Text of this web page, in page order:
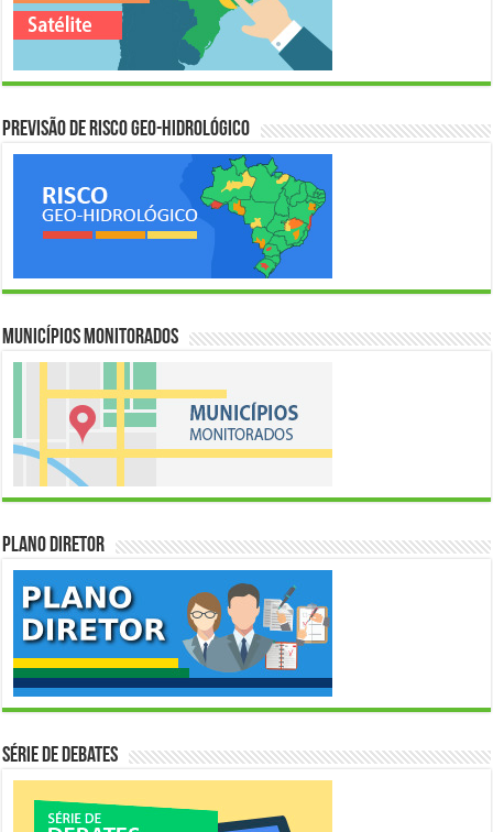
Previsão de Risco Geo-Hidrológico
Municípios Monitorados
Plano Diretor
Série de Debates